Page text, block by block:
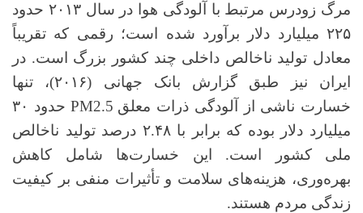
مرگ زودرس مرتبط با آلودگی هوا در سال۲۰۱۳ حدود
۲۲۵ میلیارد دلار برآورد شده است؛ رقمی که تقریباً
معادل تولید ناخالص داخلی چند کشور بزرگ است. در
ایران نیز طبق گزارش بانک جهانی (۲۰۱۶) ، تنها
خسارت ناشی از آلودگی ذرات معلق PM2.5 حدود ۳۰
میلیارد دلار بوده که برابر با۲.۴۸ درصد تولید ناخالص
ملی کشور است. این خسارت‌ها شامل کاهش
بهره‌وری، هزینه‌های سلامت و تأثیرات منفی بر کیفیت
زندگی مردم هستند.